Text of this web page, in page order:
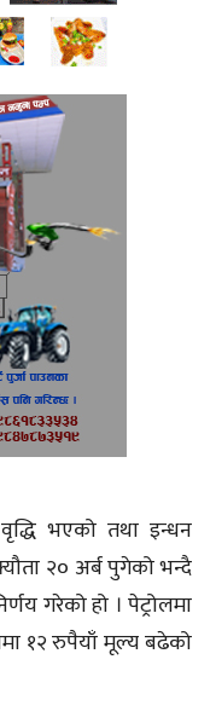
वृद्धि भएको तथा इन्धन
२० अर्ब पुगेको भन्दै
गरेको हो । पेट्रोलमा
१२ रुपैयाँ मूल्य बढेको